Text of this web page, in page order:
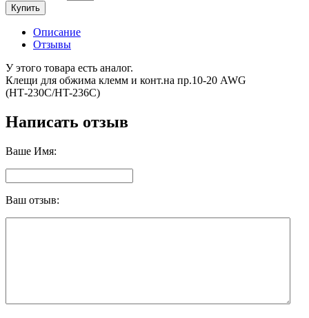
Купить
Описание
Отзывы
У этого товара есть аналог.
Клещи для обжима клемм и конт.на пр.10-20 AWG
(НТ-230С/HT-236C)
Написать отзыв
Ваше Имя:
Ваш отзыв: